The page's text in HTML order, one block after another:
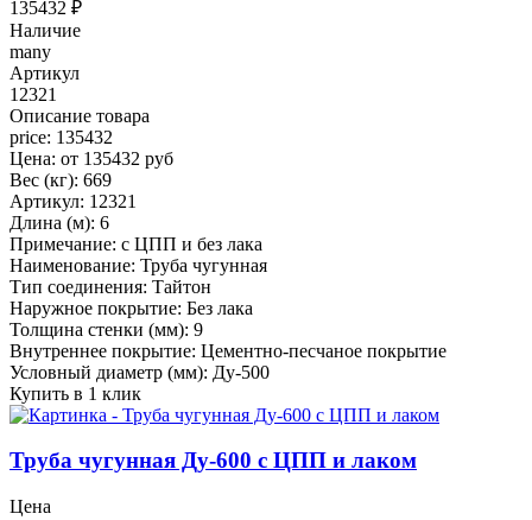
135432 ₽
Наличие
many
Артикул
12321
Описание товара
price: 135432
Цена: от 135432 руб
Вес (кг): 669
Артикул: 12321
Длина (м): 6
Примечание: с ЦПП и без лака
Наименование: Труба чугунная
Тип соединения: Тайтон
Наружное покрытие: Без лака
Толщина стенки (мм): 9
Внутреннее покрытие: Цементно-песчаное покрытие
Условный диаметр (мм): Ду-500
Купить в 1 клик
Труба чугунная Ду-600 с ЦПП и лаком
Цена